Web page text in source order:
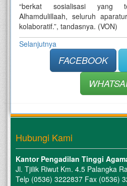
“berkat sosialisasi yang
Alhamdulillaah, seluruh
kolaboratif.”, tandasnya. (VON)
Selanjutnya
FACEBOOK
Hubungi Kami
Kantor Pengadilan Tinggi
Jl. Tjilik Riwut Km. 4.5 Palangka
Telp (0536) 3222837 Fax (0536)